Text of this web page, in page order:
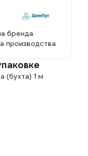
бренда
производства
(бухта) 1 м